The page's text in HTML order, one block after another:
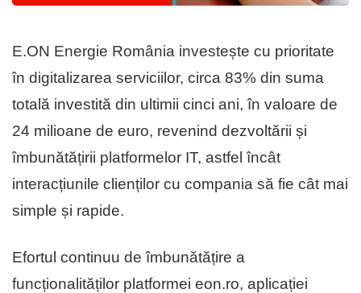
E.ON Energie România investește cu prioritate
în digitalizarea serviciilor, circa 83% din suma
totală investită din ultimii cinci ani, în valoare de
24 milioane de euro, revenind dezvoltării și
îmbunătățirii platformelor IT, astfel încât
interacțiunile clienților cu compania să fie cât mai
simple și rapide.
Efortul continuu de îmbunătățire a
funcționalităților platformei eon.ro, aplicației